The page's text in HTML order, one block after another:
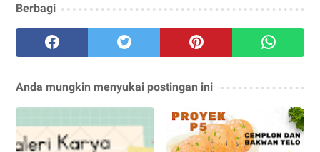
Berbagi
Anda mungkin menyukai postingan ini